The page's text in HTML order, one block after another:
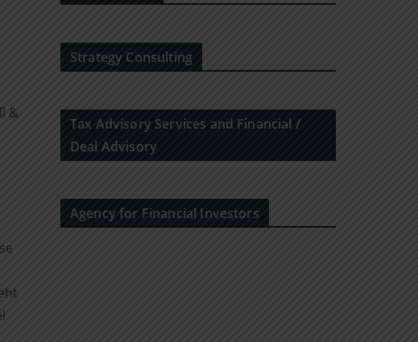
&
Strategy Consulting
Tax Advisory Services and Financial /
Deal Advisory
Agency for Financial Investors